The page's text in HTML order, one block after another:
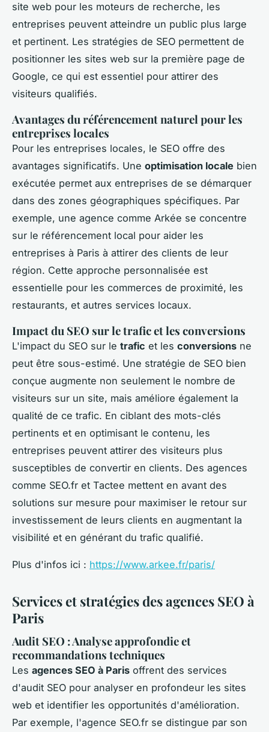
site web pour les moteurs de recherche, les
entreprises peuvent atteindre un public plus large
et pertinent. Les stratégies de SEO permettent de
positionner les sites web sur la première page de
Google, ce qui est essentiel pour attirer des
visiteurs qualifiés.
Avantages du référencement naturel pour les
entreprises locales
Pour les entreprises locales, le SEO offre des
avantages significatifs. Une optimisation locale bien
exécutée permet aux entreprises de se démarquer
dans des zones géographiques spécifiques. Par
exemple, une agence comme Arkée se concentre
sur le référencement local pour aider les
entreprises à Paris à attirer des clients de leur
région. Cette approche personnalisée est
essentielle pour les commerces de proximité, les
restaurants, et autres services locaux.
Impact du SEO sur le trafic et les conversions
L'impact du SEO sur le trafic et les conversions ne
peut être sous-estimé. Une stratégie de SEO bien
conçue augmente non seulement le nombre de
visiteurs sur un site, mais améliore également la
qualité de ce trafic. En ciblant des mots-clés
pertinents et en optimisant le contenu, les
entreprises peuvent attirer des visiteurs plus
susceptibles de convertir en clients. Des agences
comme SEO.fr et Tactee mettent en avant des
solutions sur mesure pour maximiser le retour sur
investissement de leurs clients en augmentant la
visibilité et en générant du trafic qualifié.
Plus d'infos ici : https://www.arkee.fr/paris/
Services et stratégies des agences SEO à
Paris
Audit SEO : Analyse approfondie et
recommandations techniques
Les agences SEO à Paris offrent des services
d'audit SEO pour analyser en profondeur les sites
web et identifier les opportunités d'amélioration.
Par exemple, l'agence SEO.fr se distingue par son